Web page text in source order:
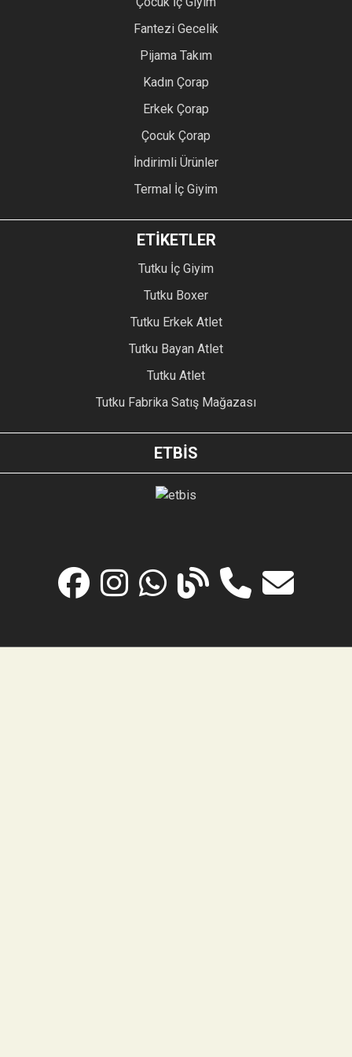
Fantezi Gecelik
Pijama Takım
Kadın Çorap
Erkek Çorap
Çocuk Çorap
İndirimli Ürünler
Termal İç Giyim
ETİKETLER
Tutku İç Giyim
Tutku Boxer
Tutku Erkek Atlet
Tutku Bayan Atlet
Tutku Atlet
Tutku Fabrika Satış Mağazası
ETBİS